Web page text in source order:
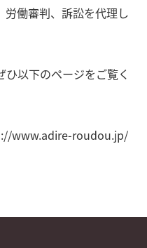
労働審判、訴訟を代理し
以下のページをご覧く
www.adire-roudou.jp/